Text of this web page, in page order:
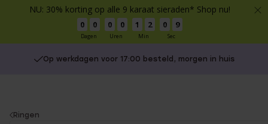
NU: 30% korting op alle 9 karaat sieraden* Shop nu!
0 0
Dagen
0 0
Uren
1 2
Min
0 9
Sec
Op werkdagen voor 17:00 besteld, morgen in huis
You
Ringen